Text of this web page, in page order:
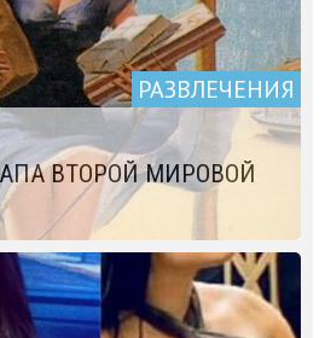
РАЗВЛЕЧЕНИЯ
ВТОРОЙ МИРОВОЙ